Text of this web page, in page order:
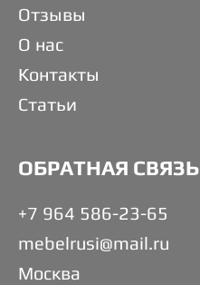
Отзывы
О нас
Контакты
Статьи
ОБРАТНАЯ СВЯЗЬ
+7 964 586-23-65
mebelrusi@mail.ru
Москва